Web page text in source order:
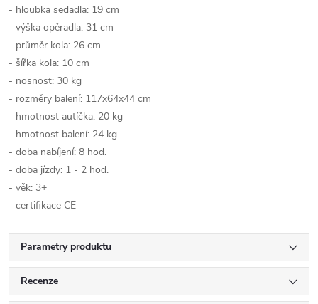
- hloubka sedadla: 19 cm
- výška opěradla: 31 cm
- průměr kola: 26 cm
- šířka kola: 10 cm
- nosnost: 30 kg
- rozměry balení: 117x64x44 cm
- hmotnost autíčka: 20 kg
- hmotnost balení: 24 kg
- doba nabíjení: 8 hod.
- doba jízdy: 1 - 2 hod.
- věk: 3+
- certifikace CE
Parametry produktu
Recenze